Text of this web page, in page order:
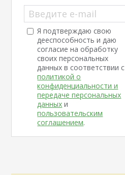
Введите e-mail
Я подтверждаю свою
дееспособность и даю
согласие на обработку
своих персональных
данных в соответствии с
политикой о
конфиденциальности и
передаче персональных
данных и
пользовательским
соглашением.